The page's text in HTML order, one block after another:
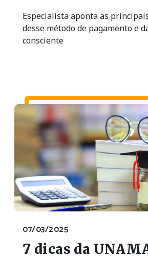
Especialista aponta as
desse método de pagamento e
consciente
07/03/2025
7 dicas da